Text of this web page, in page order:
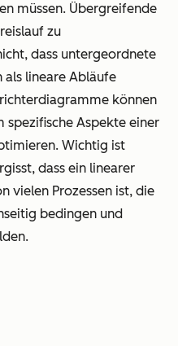
müssen. Übergreifende
zu
dass untergeordnete
als lineare Abläufe
können
spezifische Aspekte einer
Wichtig ist
dass ein linearer
vielen Prozessen ist, die
bedingen und